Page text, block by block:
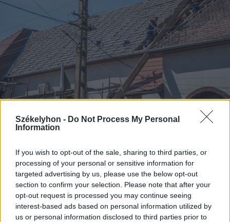
Székelyhon - Do Not Process My Personal
Information
If you wish to opt-out of the sale, sharing to third parties, or
processing of your personal or sensitive information for
targeted advertising by us, please use the below opt-out
section to confirm your selection. Please note that after your
opt-out request is processed you may continue seeing
interest-based ads based on personal information utilized by
us or personal information disclosed to third parties prior to
2023. október 12., csütörtök
Megújul az oklándi kultúrotthon,
zajlanak a munkálatok